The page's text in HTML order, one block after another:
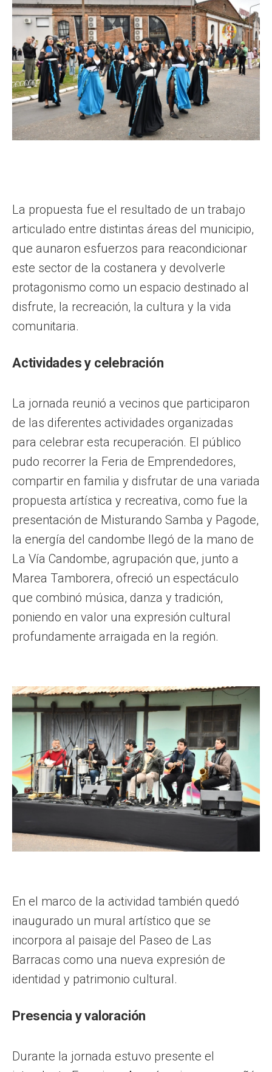
La propuesta fue el resultado de un trabajo
articulado entre distintas áreas del municipio,
que aunaron esfuerzos para reacondicionar
este sector de la costanera y devolverle
protagonismo como un espacio destinado al
disfrute, la recreación, la cultura y la vida
comunitaria.
Actividades y celebración
La jornada reunió a vecinos que participaron
de las diferentes actividades organizadas
para celebrar esta recuperación. El público
pudo recorrer la Feria de Emprendedores,
compartir en familia y disfrutar de una variada
propuesta artística y recreativa, como fue la
presentación de Misturando Samba y Pagode,
la energía del candombe llegó de la mano de
La Vía Candombe, agrupación que, junto a
Marea Tamborera, ofreció un espectáculo
que combinó música, danza y tradición,
poniendo en valor una expresión cultural
profundamente arraigada en la región.
En el marco de la actividad también quedó
inaugurado un mural artístico que se
incorpora al paisaje del Paseo de Las
Barracas como una nueva expresión de
identidad y patrimonio cultural.
Presencia y valoración
Durante la jornada estuvo presente el